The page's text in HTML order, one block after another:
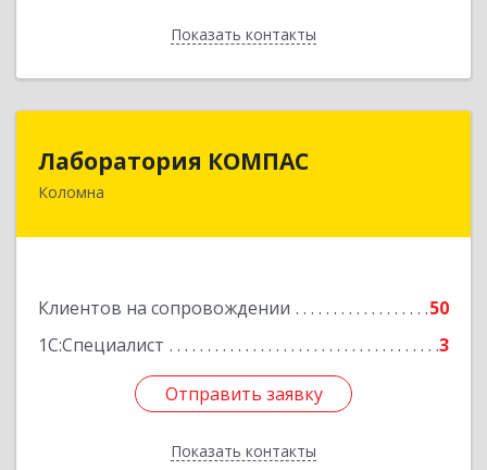
Показать контакты
Назад
Лаборатория КОМПАС
Коломна
Клиентов на сопровождении
50
1С:Специалист
3
Отправить заявку
Показать контакты
140415, Московская обл, Коломна г, Л.Толстого
Отправить заявку
Назад